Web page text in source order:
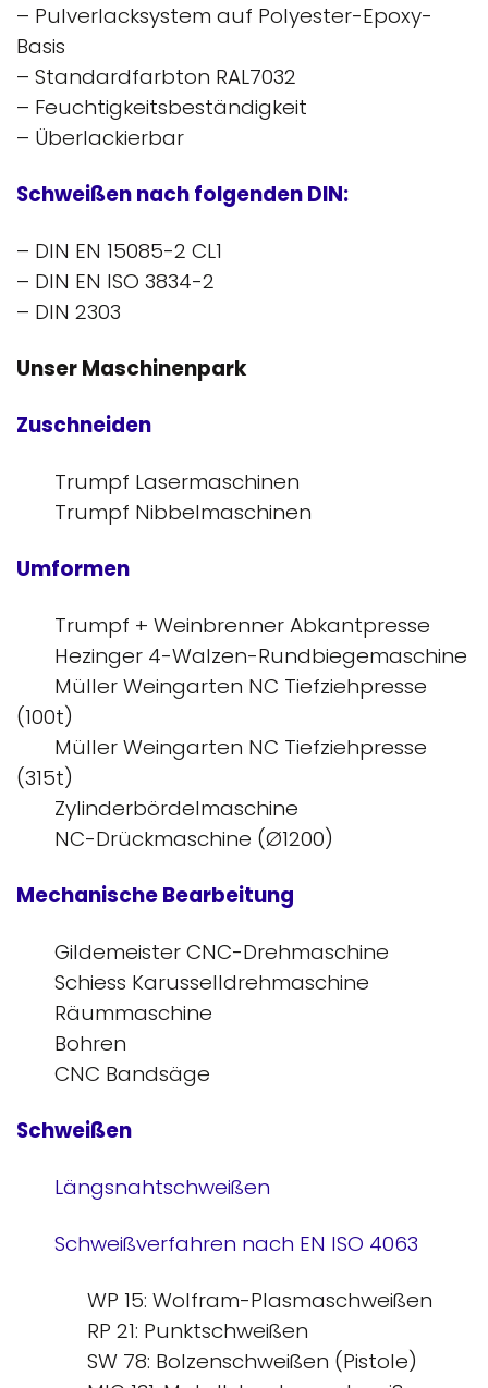
– Pulverlacksystem auf Polyester-Epoxy-
Basis
– Standardfarbton RAL7032
– Feuchtigkeitsbeständigkeit
– Überlackierbar
Schweißen nach folgenden DIN:
– DIN EN 15085-2 CL1
– DIN EN ISO 3834-2
– DIN 2303
Unser Maschinenpark
Zuschneiden
Trumpf Lasermaschinen
Trumpf Nibbelmaschinen
Umformen
Trumpf + Weinbrenner Abkantpresse
Hezinger 4-Walzen-Rundbiegemaschine
Müller Weingarten NC Tiefziehpresse
(100t)
Müller Weingarten NC Tiefziehpresse
(315t)
Zylinderbördelmaschine
NC-Drückmaschine (Ø1200)
Mechanische Bearbeitung
Gildemeister CNC-Drehmaschine
Schiess Karusselldrehmaschine
Räummaschine
Bohren
CNC Bandsäge
Schweißen
Längsnahtschweißen
Schweißverfahren nach EN ISO 4063
WP 15: Wolfram-Plasmaschweißen
RP 21: Punktschweißen
SW 78: Bolzenschweißen (Pistole)